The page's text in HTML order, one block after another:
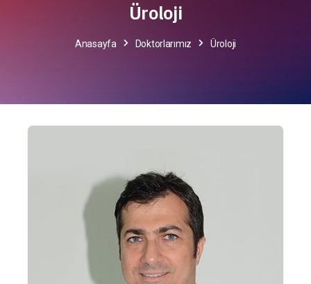
Üroloji
Anasayfa Doktorlarımız Üroloji